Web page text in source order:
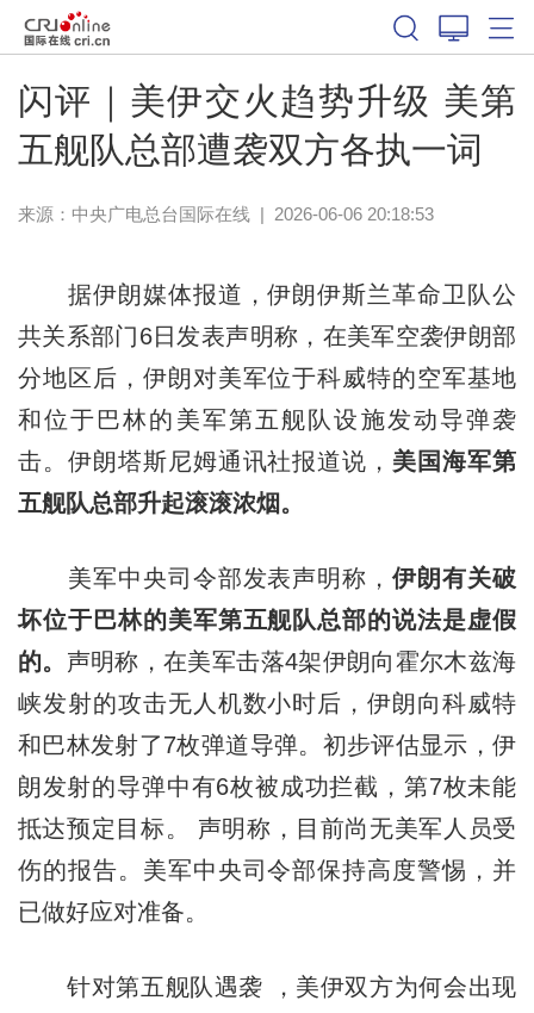
闪评｜美伊交火趋势升级 美第
五舰队总部遭袭双方各执一词
来源：中央广电总台国际在线| 2026-06-06 20:18:53
据伊朗媒体报道，伊朗伊斯兰革命卫队公
共关系部门6日发表声明称，在美军空袭伊朗部
分地区后，伊朗对美军位于科威特的空军基地
和位于巴林的美军第五舰队设施发动导弹袭
击。伊朗塔斯尼姆通讯社报道说， 美国海军第
五舰队总部升起滚滚浓烟。
美军中央司令部发表声明称，伊朗有关破
坏位于巴林的美军第五舰队总部的说法是虚假
的。 声明称，在美军击落4架伊朗向霍尔木兹海
峡发射的攻击无人机数小时后，伊朗向科威特
和巴林发射了7枚弹道导弹。初步评估显示，伊
朗发射的导弹中有6枚被成功拦截，第7枚未能
抵达预定目标。 声明称，目前尚无美军人员受
伤的报告。美军中央司令部保持高度警惕，并
已做好应对准备。
针对第五舰队遇袭 ，美伊双方为何会出现